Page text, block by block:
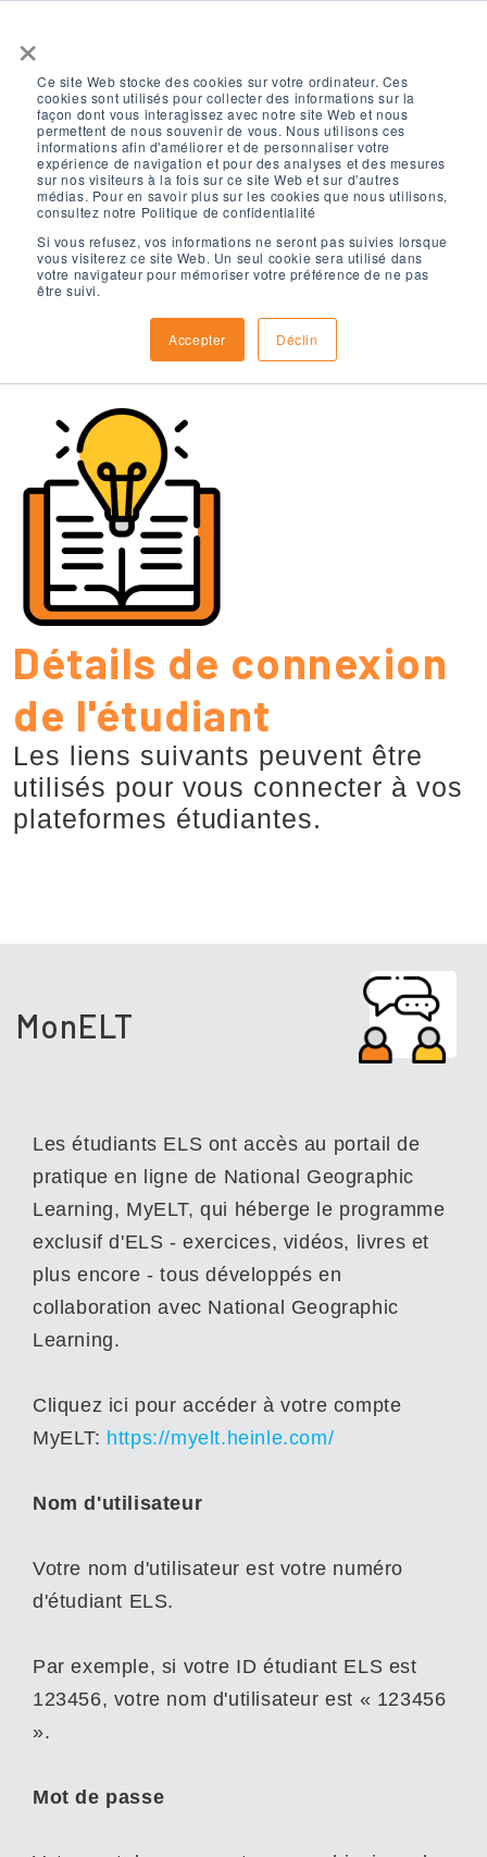
×
Ce site Web stocke des cookies sur votre ordinateur. Ces
cookies sont utilisés pour collecter des informations sur la
façon dont vous interagissez avec notre site Web et nous
permettent de nous souvenir de vous. Nous utilisons ces
informations afin d'améliorer et de personnaliser votre
expérience de navigation et pour des analyses et des mesures
sur nos visiteurs à la fois sur ce site Web et sur d'autres
médias. Pour en savoir plus sur les cookies que nous utilisons,
consultez notre Politique de confidentialité
Si vous refusez, vos informations ne seront pas suivies lorsque
vous visiterez ce site Web. Un seul cookie sera utilisé dans
votre navigateur pour mémoriser votre préférence de ne pas
être suivi.
Accepter Déclin
Étudiants actuels
Détails de connexion
de l'étudiant
Les liens suivants peuvent être
utilisés pour vous connecter à vos
plateformes étudiantes.
MonELT
Les étudiants ELS ont accès au portail de
pratique en ligne de National Geographic
Learning, MyELT, qui héberge le programme
exclusif d'ELS - exercices, vidéos, livres et
plus encore - tous développés en
collaboration avec National Geographic
Learning.
Cliquez ici pour accéder à votre compte
MyELT: https://myelt.heinle.com/
Nom d'utilisateur
Votre nom d'utilisateur est votre numéro
d'étudiant ELS.
Par exemple, si votre ID étudiant ELS est
123456, votre nom d'utilisateur est « 123456
».
Mot de passe